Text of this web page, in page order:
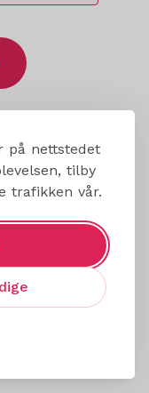
på nettstedet
tilby
trafikken vår.